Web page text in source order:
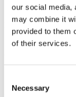
our social media,
may combine it
provided to them
of their services.
Selection
Necessary
On line, 23 giugno
Pubblica di
ESSENZIALE
Presidente
Mantovana)
L'Assemblea di